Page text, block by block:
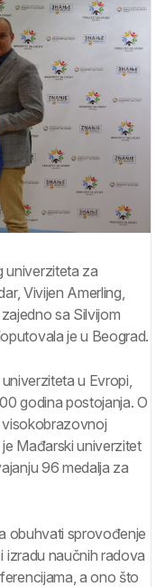
univerziteta za
Vivijen Amerling,
sa Silvijom
je u Beograd.
u Evropi,
godina postojanja. O
Mađarski univerzitet
96 medalja za
obuhvati sprovođenje
izradu naučnih radova
a ono što